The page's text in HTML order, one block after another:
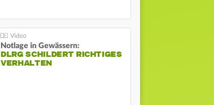
Notlage in Gewässern:
DLRG SCHILDERT RICHTIGES
VERHALTEN